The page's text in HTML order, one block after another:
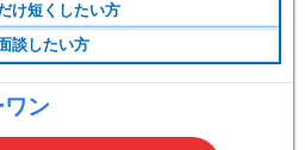
け短くしたい方
談したい方
ン